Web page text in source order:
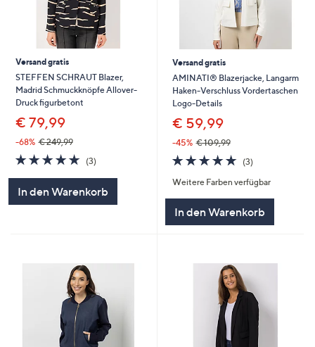
Versand gratis
STEFFEN SCHRAUT Blazer,
Madrid Schmuckknöpfe Allover-
Druck figurbetont
€ 79,99
-68% € 249,99
5.0
von
(3)3
In den Warenkorb
Versand gratis
AMINATI® Blazerjacke, Langarm
Haken-Verschluss Vordertaschen
Logo-Details
€ 59,99
-45% € 109,99
5.0
von
5
(3)3
Weitere Farben verfügbar
In den Warenkorb